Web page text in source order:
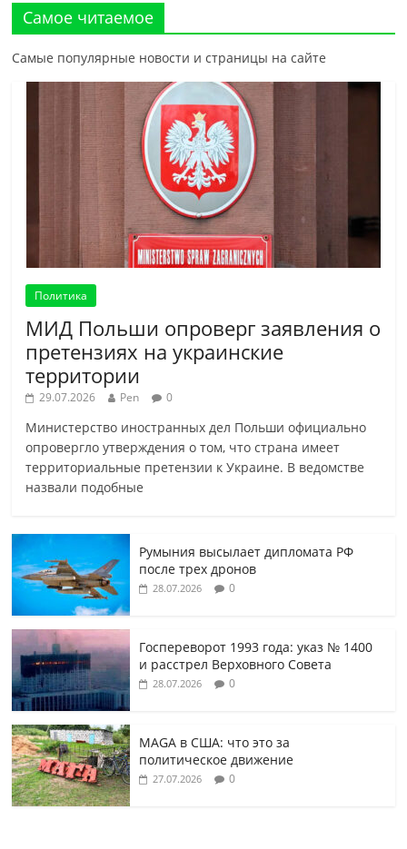
Самое читаемое
Самые популярные новости и страницы на сайте
Политика
МИД Польши опроверг заявления о
претензиях на украинские
территории
29.07.2026 Pen 0
Министерство иностранных дел Польши официально
опровергло утверждения о том, что страна имеет
территориальные претензии к Украине. В ведомстве
назвали подобные
Румыния высылает дипломата РФ
после трех дронов
28.07.2026 0
Госпереворот 1993 года: указ № 1400
и расстрел Верховного Совета
28.07.2026 0
MAGA в США: что это за
политическое движение
27.07.2026 0